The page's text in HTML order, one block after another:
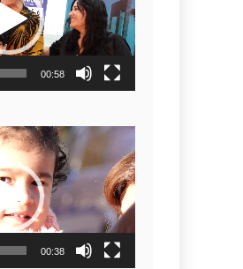
00:58
00:38